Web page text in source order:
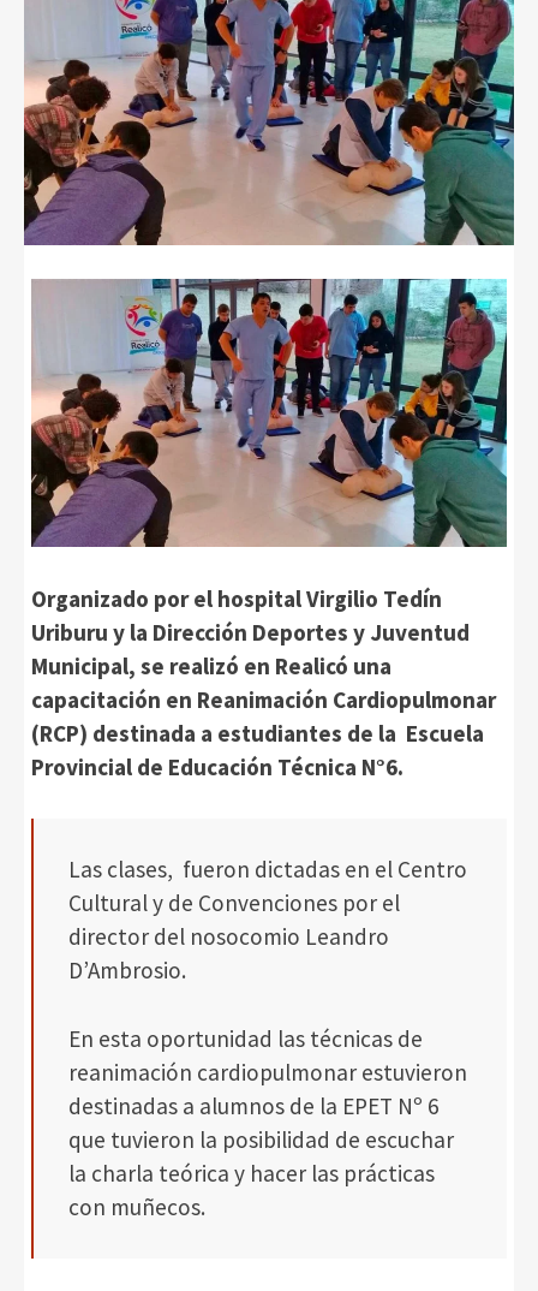
Organizado por el hospital Virgilio Tedín
Uriburu y la Dirección Deportes y Juventud
Municipal, se realizó en Realicó una
capacitación en Reanimación Cardiopulmonar
(RCP) destinada a estudiantes de la Escuela
Provincial de Educación Técnica N°6.
Las clases, fueron dictadas en el Centro
Cultural y de Convenciones por el
director del nosocomio Leandro
D’Ambrosio.
En esta oportunidad las técnicas de
reanimación cardiopulmonar estuvieron
destinadas a alumnos de la EPET Nº 6
que tuvieron la posibilidad de escuchar
la charla teórica y hacer las prácticas
con muñecos.